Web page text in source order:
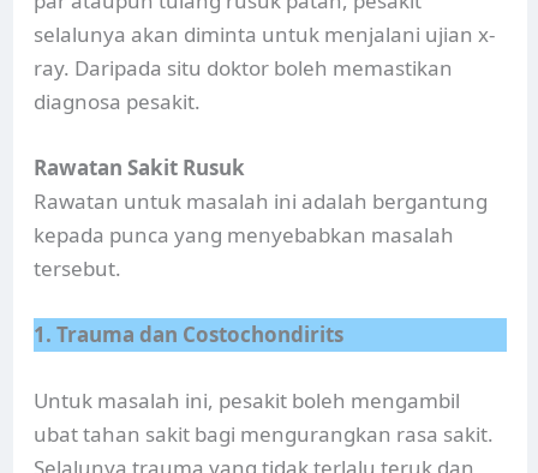
selalunya akan diminta untuk menjalani ujian x-
ray. Daripada situ doktor boleh memastikan
diagnosa pesakit.
Rawatan Sakit Rusuk
Rawatan untuk masalah ini adalah bergantung
kepada punca yang menyebabkan masalah
tersebut.
1. Trauma dan Costochondirits
Untuk masalah ini, pesakit boleh mengambil
ubat tahan sakit bagi mengurangkan rasa sakit.